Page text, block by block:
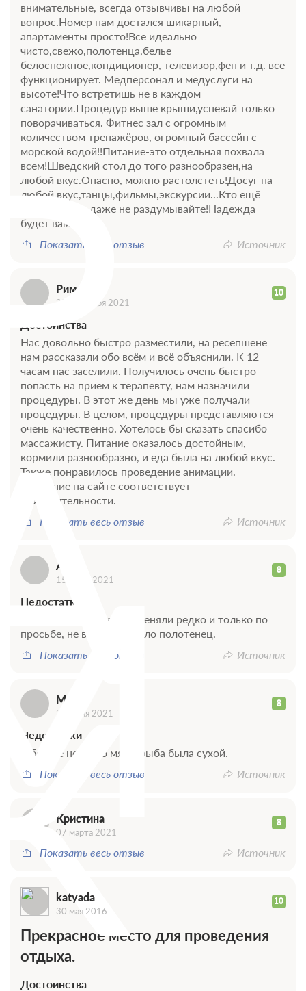
внимательные, всегда отзывчивы на любой
вопрос.Номер нам достался шикарный,
апартаменты просто!Все идеально
чисто,свежо,полотенца,белье
белоснежное,кондиционер, телевизор,фен и т.д. все
функционирует. Медперсонал и медуслуги на
высоте!Что встретишь не в каждом
санатории.Процедур выше крыши,успевай только
поворачиваться. Фитнес зал с огромным
количеством тренажёров, огромный бассейн с
морской водой!!Питание-это отдельная похвала
всем!Шведский стол до того разнообразен,на
любой вкус.Опасно, можно растолстеть!Досуг на
любой вкус,танцы,фильмы,экскурсии...Кто ещё
сомневается, даже не раздумывайте!Надежда
будет вам рада!
Показать весь отзыв
Источник
Римма 10
28 сентября 2021
Достоинства
Нас довольно быстро разместили, на ресепшене
нам рассказали обо всём и всё объяснили. К 12
часам нас заселили. Получилось очень быстро
попасть на прием к терапевту, нам назначили
процедуры. В этот же день мы уже получали
процедуры. В целом, процедуры представляются
очень качественно. Хотелось бы сказать спасибо
массажисту. Питание оказалось достойным,
кормили разнообразно, и еда была на любой вкус.
Также понравилось проведение анимации.
Описание на сайте соответствует
действительности.
Показать весь отзыв
Источник
Анна 8
15 июля 2021
Недостатки
Постельное белье нам меняли редко и только по
просьбе, не всегда хватало полотенец.
Показать весь отзыв
Источник
Мария 8
23 июня 2021
Недостатки
В борще не было мяса, рыба была сухой.
Показать весь отзыв
Источник
Кристина 8
07 марта 2021
Показать весь отзыв Источник
katyada 10
30 мая 2016
Прекрасное место для проведения
отдыха.
Достоинства